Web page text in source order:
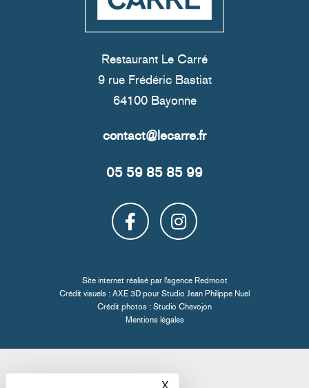
X
Restaurant Le Carré
9 rue Frédéric Bastiat
64100 Bayonne
05 59 85 85 99
Site internet réalisé par l'agence Redmoot
Crédit visuels : AXE 3D pour Studio Jean Philippe Nuel
Crédit photos : Studio Chevojon
Mentions légales